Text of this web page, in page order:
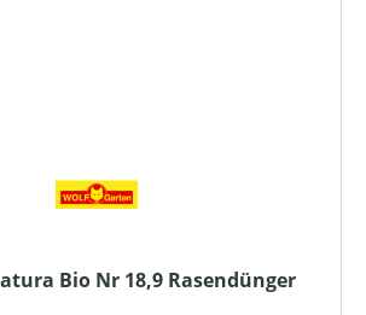
Bio Nr 18,9 Rasendünger